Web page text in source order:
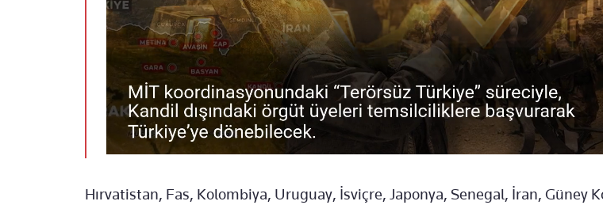
Hırvatistan, Fas, Kolombiya, Uruguay, İsviçre, Japonya, Senegal, İran, Güney